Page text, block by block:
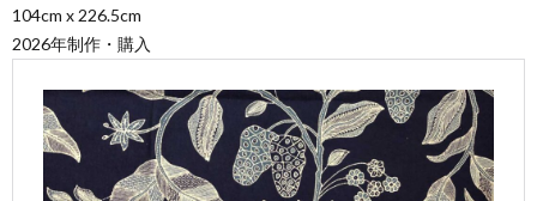
104cm x 226.5cm
2026年制作・購入